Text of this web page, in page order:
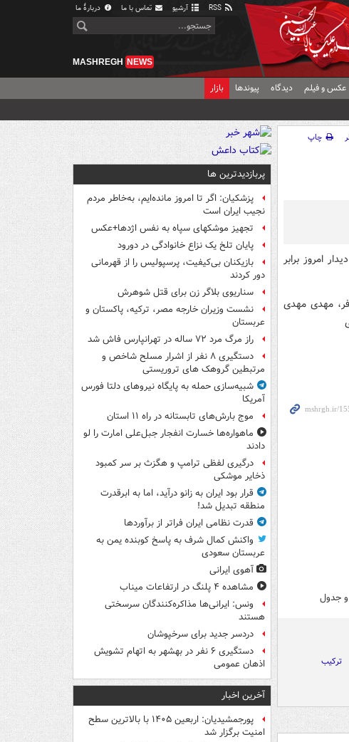
آرشیو تماس با ما دربارهٔ ما
MASHREGH NEWS
عکس و فیلم دیدگاه پیوندها بازار
چاپ
امروز برابر
مهدی مهدی
و جدول
ترکیب
پربازدیدترین ها
پزشکیان: اگر تا امروز مانده‌ایم، به‌خاطر مردم
نجیب ایران است
تجهیز موشکهای سپاه به نفس اژدها+عکس
پایان تلخ یک نزاع خانوادگی در دورود
بازیکنان بی‌کیفیت، پرسپولیس را از قهرمانی
دور کردند
سناریوی بلاگر زن برای قتل شوهرش
نشست وزیران خارجه مصر، ترکیه، پاکستان و
عربستان
راز مرگ مرد ۷۲ ساله در تهرانپارس فاش شد
دستگیری ۸ نفر از اشرار مسلح شاخص و
مرتبطین گروهک های تروریستی
شبیه‌سازی حمله به پایگاه نیروهای دلتا فورس
آمریکا
موج بارش‌های تابستانه در راه ۱۱ استان
ماهواره‌ها خسارت انفجار جبل‌علی امارت را لو
دادند
درگیری لفظی ترامپ و هگزث بر سر کمبود
ذخایر موشکی
قرار بود ایران به زانو درآید، اما به ابرقدرت
منطقه تبدیل شد!
قدرت نظامی ایران فراتر از برآوردها
واکنش کمال شرف به پاسخ کوبنده یمن به
عربستان سعودی
آهوی ایرانی
مشاهده ۴ پلنگ در ارتفاعات میناب
ونس: ایرانی‌ها مذاکره‌کنندگان سرسختی
هستند
دردسر جدید برای سرخپوشان
دستگیری ۶ نفر در بهشهر به اتهام تشویش
اذهان عمومی
آخرین اخبار
پورجمشیدیان: اربعین ۱۴۰۵ با بالاترین سطح
امنیت برگزار شد